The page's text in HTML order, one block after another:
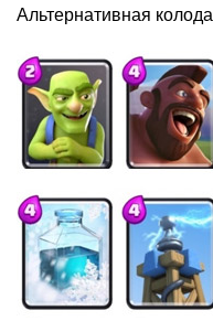
Альтернативная колода